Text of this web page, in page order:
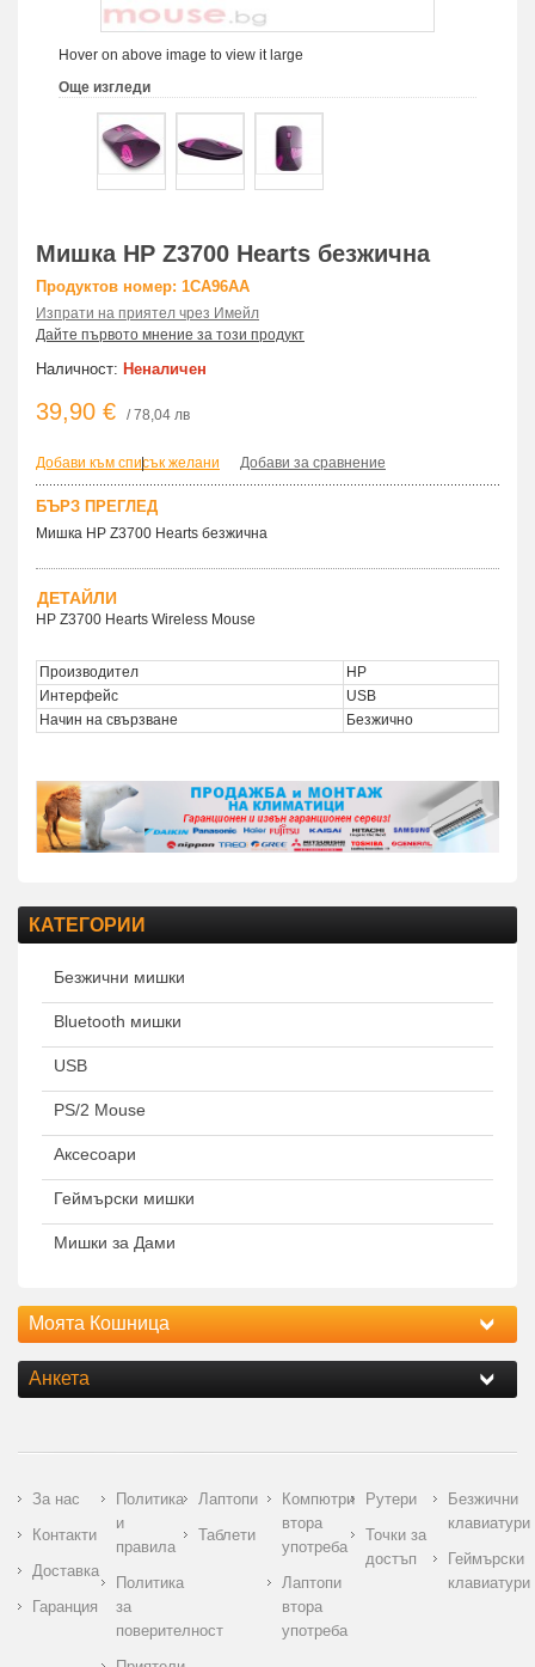
Hover on above image to view it large
Още изгледи
Мишка HP Z3700 Hearts безжична
Продуктов номер: 1CA96AA
Изпрати на приятел чрез Имейл
Дайте първото мнение за този продукт
Наличност: Неналичен
39,90 € / 78,04 лв
Добави към списък желани
| Добави за сравнение
БЪРЗ ПРЕГЛЕД
Мишка HP Z3700 Hearts безжична
ДЕТАЙЛИ
HP Z3700 Hearts Wireless Mouse
Производител
HP
Интерфейс
USB
Начин на свързване
Безжично
КАТЕГОРИИ
Безжични мишки
Bluetooth мишки
USB
PS/2 Mouse
Аксесоари
Геймърски мишки
Мишки за Дами
Моята Кошница
Анкета
За нас
Контакти
Доставка
Гаранция
Политика
и
правила
Политика
за
поверителност
Лаптопи
Таблети
Компютри
втора
употреба
Лаптопи
втора
употреба
Рутери
Точки за
достъп
Безжични
клавиатури
Геймърски
клавиатури